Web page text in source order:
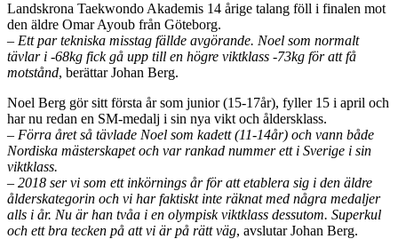
Landskrona Taekwondo Akademis 14 årige talang föll i finalen mot
den äldre Omar Ayoub från Göteborg.
– Ett par tekniska misstag fällde avgörande. Noel som normalt
tävlar i -68kg fick gå upp till en högre viktklass -73kg för att få
motstånd, berättar Johan Berg.
Noel Berg gör sitt första år som junior (15-17år), fyller 15 i april och
har nu redan en SM-medalj i sin nya vikt och åldersklass.
– Förra året så tävlade Noel som kadett (11-14år) och vann både
Nordiska mästerskapet och var rankad nummer ett i Sverige i sin
viktklass.
– 2018 ser vi som ett inkörnings år för att etablera sig i den äldre
ålderskategorin och vi har faktiskt inte räknat med några medaljer
alls i år. Nu är han tvåa i en olympisk viktklass dessutom. Superkul
och ett bra tecken på att vi är på rätt väg, avslutar Johan Berg.